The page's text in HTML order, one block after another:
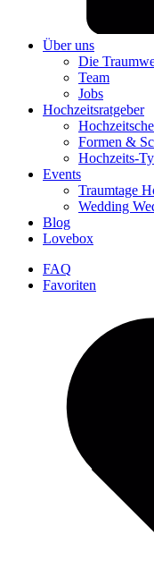
Über uns
Die
Team
Jobs
Hochzeitsratgeber
Formen &
Hochzeits-
Events
Traumtage
Wedding
Blog
Lovebox
FAQ
Favoriten